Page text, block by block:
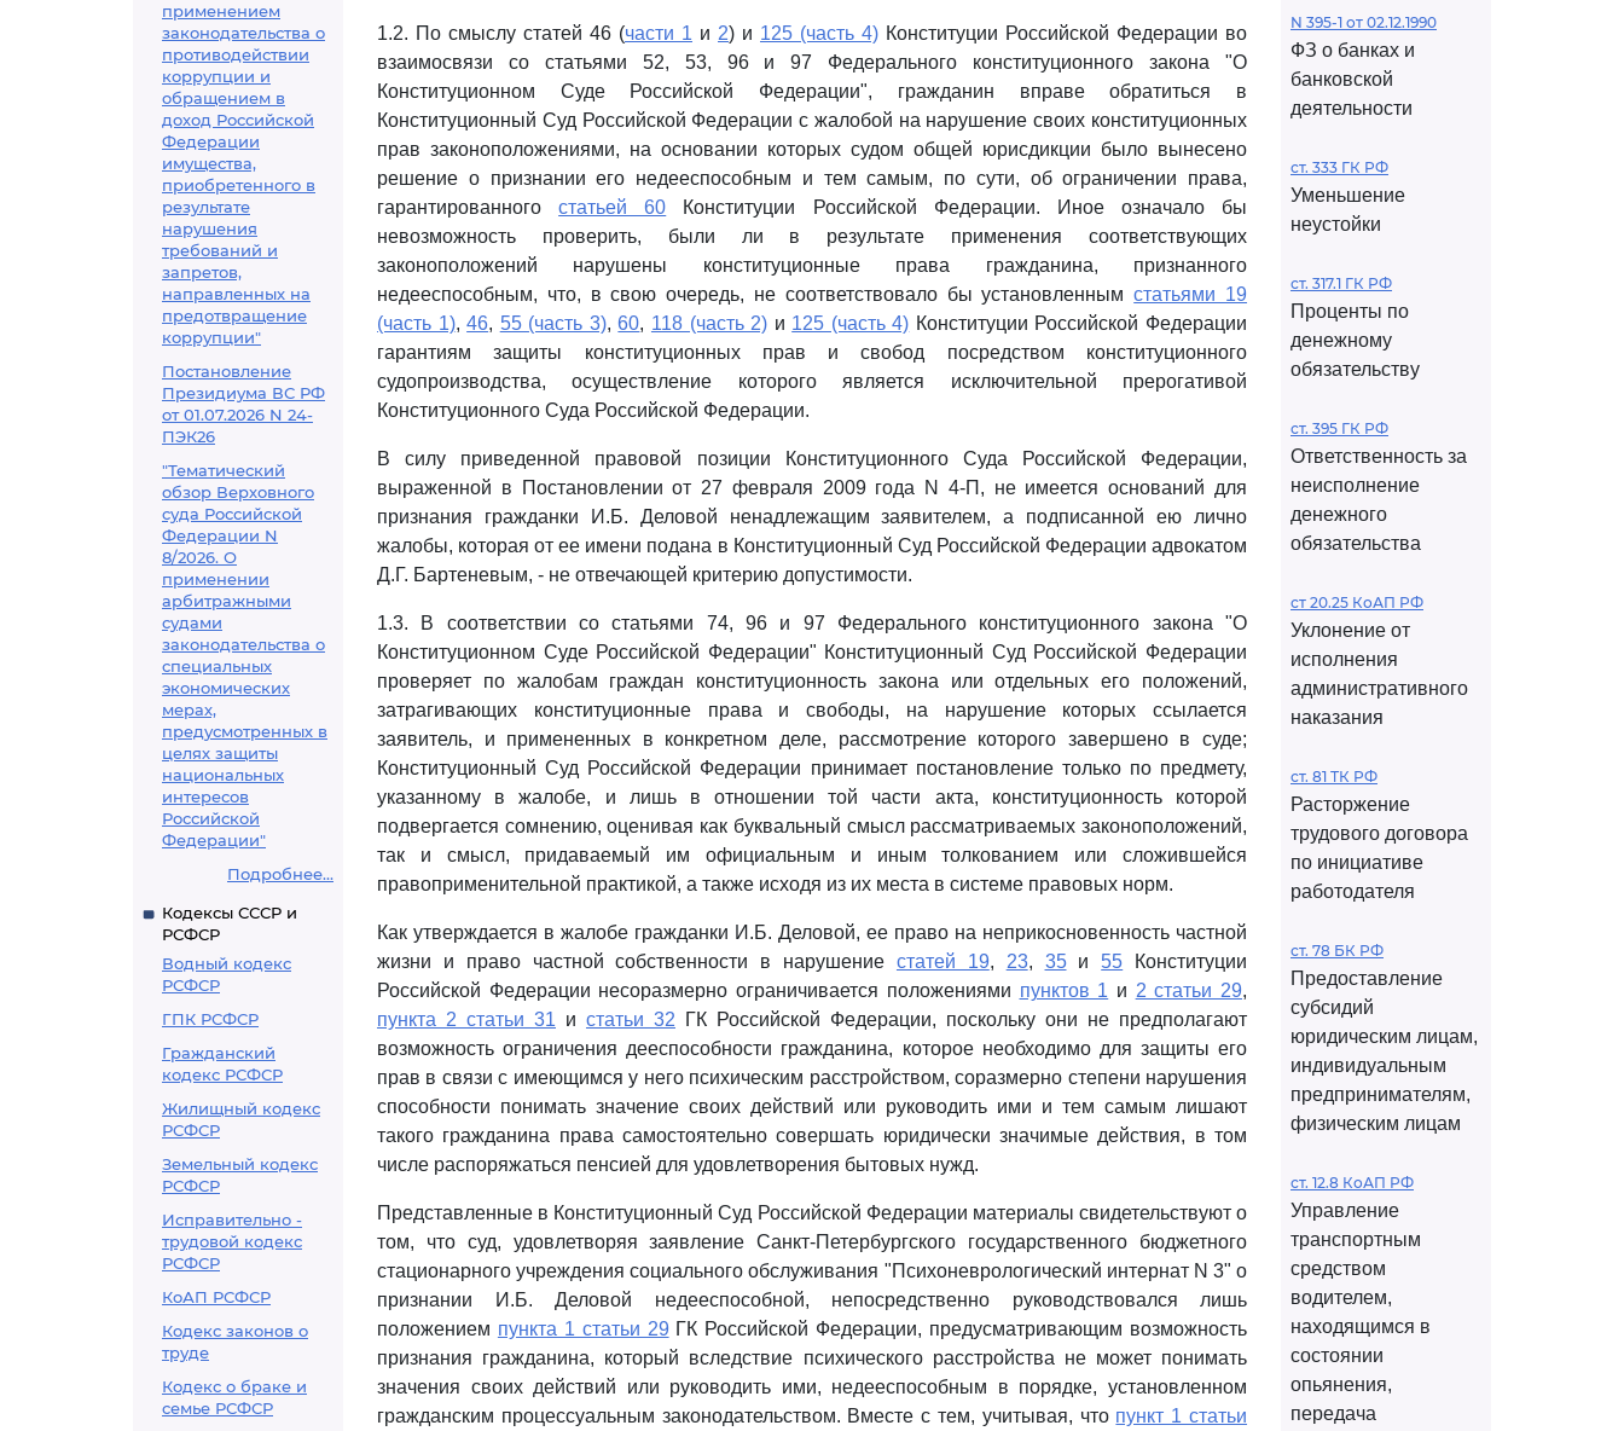
применением
законодательства о
противодействии
коррупции и
обращением в
доход Российской
Федерации
имущества,
приобретенного в
результате
нарушения
требований и
запретов,
направленных на
предотвращение
коррупции"
Постановление
Президиума ВС РФ
от 01.07.2026 N 24-
ПЭК26
"Тематический
обзор Верховного
суда Российской
Федерации N
8/2026. О
применении
арбитражными
судами
законодательства о
специальных
экономических
мерах,
предусмотренных в
целях защиты
национальных
интересов
Российской
Федерации"
Подробнее...
Кодексы СССР и
РСФСР
Водный кодекс
РСФСР
ГПК РСФСР
Гражданский
кодекс РСФСР
Жилищный кодекс
РСФСР
Земельный кодекс
РСФСР
Исправительно -
трудовой кодекс
РСФСР
КоАП РСФСР
Кодекс законов о
труде
Кодекс о браке и
семье РСФСР
1.2. По смыслу статей 46 (части 1 и 2) и 125 (часть 4) Конституции Российской Федерации во
взаимосвязи со статьями 52, 53, 96 и 97 Федерального конституционного закона "О
Конституционном Суде Российской Федерации", гражданин вправе обратиться в
Конституционный Суд Российской Федерации с жалобой на нарушение своих конституционных
прав законоположениями, на основании которых судом общей юрисдикции было вынесено
решение о признании его недееспособным и тем самым, по сути, об ограничении права,
гарантированногостатьей 60 Конституции Российской Федерации. Иное означало бы
невозможность проверить, были ли в результате применения соответствующих
законоположений нарушены конституционные права гражданина, признанного
недееспособным, что, в свою очередь, не соответствовало бы установленнымстатьями 19
(часть 1),46, 55 (часть 3),60, 118 (часть 2) и 125 (часть 4) Конституции Российской Федерации
гарантиям защиты конституционных прав и свобод посредством конституционного
судопроизводства, осуществление которого является исключительной прерогативой
Конституционного Суда Российской Федерации.
В силу приведенной правовой позиции Конституционного Суда Российской Федерации,
выраженной в Постановлении от 27 февраля 2009 года N 4-П, не имеется оснований для
признания гражданки И.Б. Деловой ненадлежащим заявителем, а подписанной ею лично
жалобы, которая от ее имени подана в Конституционный Суд Российской Федерации адвокатом
Д.Г. Бартеневым, - не отвечающей критерию допустимости.
1.3. В соответствии со статьями 74, 96 и 97 Федерального конституционного закона "О
Конституционном Суде Российской Федерации" Конституционный Суд Российской Федерации
проверяет по жалобам граждан конституционность закона или отдельных его положений,
затрагивающих конституционные права и свободы, на нарушение которых ссылается
заявитель, и примененных в конкретном деле, рассмотрение которого завершено в суде;
Конституционный Суд Российской Федерации принимает постановление только по предмету,
указанному в жалобе, и лишь в отношении той части акта, конституционность которой
подвергается сомнению, оценивая как буквальный смысл рассматриваемых законоположений,
так и смысл, придаваемый им официальным и иным толкованием или сложившейся
правоприменительной практикой, а также исходя из их места в системе правовых норм.
Как утверждается в жалобе гражданки И.Б. Деловой, ее право на неприкосновенность частной
жизни и право частной собственности в нарушение статей 19, 23, 35и 55 Конституции
Российской Федерации несоразмерно ограничивается положениями пунктов 1 и 2 статьи 29,
пункта 2 статьи 31 и статьи 32 ГК Российской Федерации, поскольку они не предполагают
возможность ограничения дееспособности гражданина, которое необходимо для защиты его
прав в связи с имеющимся у него психическим расстройством, соразмерно степени нарушения
способности понимать значение своих действий или руководить ими и тем самым лишают
такого гражданина права самостоятельно совершать юридически значимые действия, в том
числе распоряжаться пенсией для удовлетворения бытовых нужд.
Представленные в Конституционный Суд Российской Федерации материалы свидетельствуют о
том, что суд, удовлетворяя заявление Санкт-Петербургского государственного бюджетного
стационарного учреждения социального обслуживания "Психоневрологический интернат N 3" о
признании И.Б. Деловой недееспособной, непосредственно руководствовался лишь
положением пункта 1 статьи 29 ГК Российской Федерации, предусматривающим возможность
признания гражданина, который вследствие психического расстройства не может понимать
значения своих действий или руководить ими, недееспособным в порядке, установленном
гражданским процессуальным законодательством. Вместе с тем, учитывая, что пункт 1 статьи
N 395-1 от 02.12.1990
ФЗ о банках и
банковской
деятельности
ст. 333 ГК РФ
Уменьшение
неустойки
ст. 317.1 ГК РФ
Проценты по
денежному
обязательству
ст. 395 ГК РФ
Ответственность за
неисполнение
денежного
обязательства
ст 20.25 КоАП РФ
Уклонение от
исполнения
административного
наказания
ст. 81 ТК РФ
Расторжение
трудового договора
по инициативе
работодателя
ст. 78 БК РФ
Предоставление
субсидий
юридическим лицам,
индивидуальным
предпринимателям,
физическим лицам
ст. 12.8 КоАП РФ
Управление
транспортным
средством
водителем,
находящимся в
состоянии
опьянения,
передача